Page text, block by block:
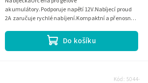
Do košíku
akumulátory.Podporuje napětí 12V.Nabíjecí proud
2A zaručuje rychlé nabíjení.Kompaktní a přenosný
Kód: 5044-